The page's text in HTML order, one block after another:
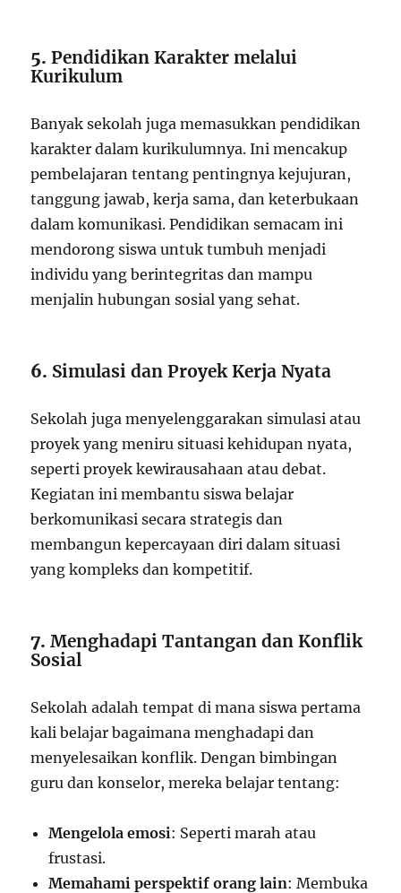
5.Pendidikan Karakter melalui
Kurikulum
Banyak sekolah juga memasukkan pendidikan
karakter dalam kurikulumnya. Ini mencakup
pembelajaran tentang pentingnya kejujuran,
tanggung jawab, kerja sama, dan keterbukaan
dalam komunikasi. Pendidikan semacam ini
mendorong siswa untuk tumbuh menjadi
individu yang berintegritas dan mampu
menjalin hubungan sosial yang sehat.
6. Simulasi dan Proyek Kerja Nyata
Sekolah juga menyelenggarakan simulasi atau
proyek yang meniru situasi kehidupan nyata,
seperti proyek kewirausahaan atau debat.
Kegiatan ini membantu siswa belajar
berkomunikasi secara strategis dan
membangun kepercayaan diri dalam situasi
yang kompleks dan kompetitif.
7.Menghadapi Tantangan dan Konflik
Sosial
Sekolah adalah tempat di mana siswa pertama
kali belajar bagaimana menghadapi dan
menyelesaikan konflik. Dengan bimbingan
guru dan konselor, mereka belajar tentang:
Mengelola emosi: Seperti marah atau
frustasi.
Memahami perspektif orang lain: Membuka